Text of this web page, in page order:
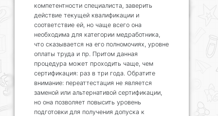
компетентности специалиста, заверить
действие текущей квалификации и
соответствие ей, но чаще всего она
необходима для категории медработника,
что сказывается на его полномочиях, уровне
оплаты труда и пр. Притом данная
процедура может проходить чаще, чем
сертификация: раз в три года. Обратите
внимание: переаттестация не является
заменой или альтернативой сертификации,
но она позволяет повысить уровень
подготовки для получения допуска к